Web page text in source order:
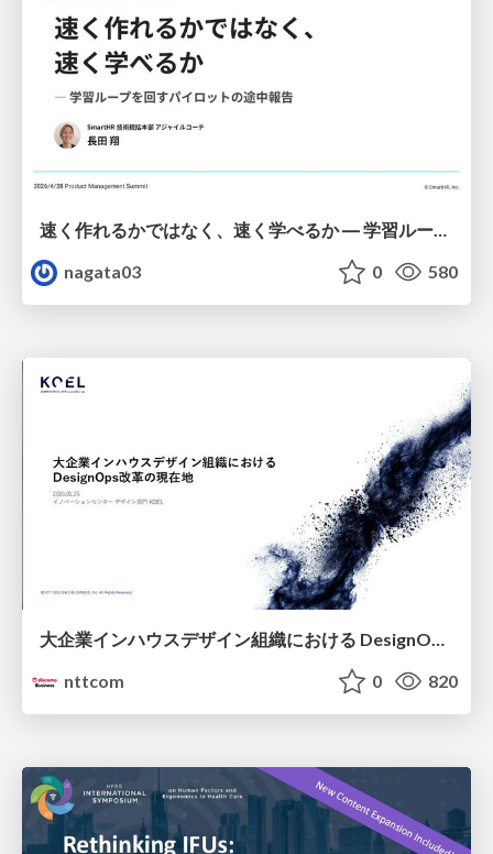
速く作れるかではなく、速く学べるか ― 学習ループを回すパイロットの途中報告
nagata03
0 580
大企業インハウスデザイン組織における DesignOps改革の現在地 / DesignOps at Scale: Navigating Transformation in Large Enterprises
nttcom
0 820